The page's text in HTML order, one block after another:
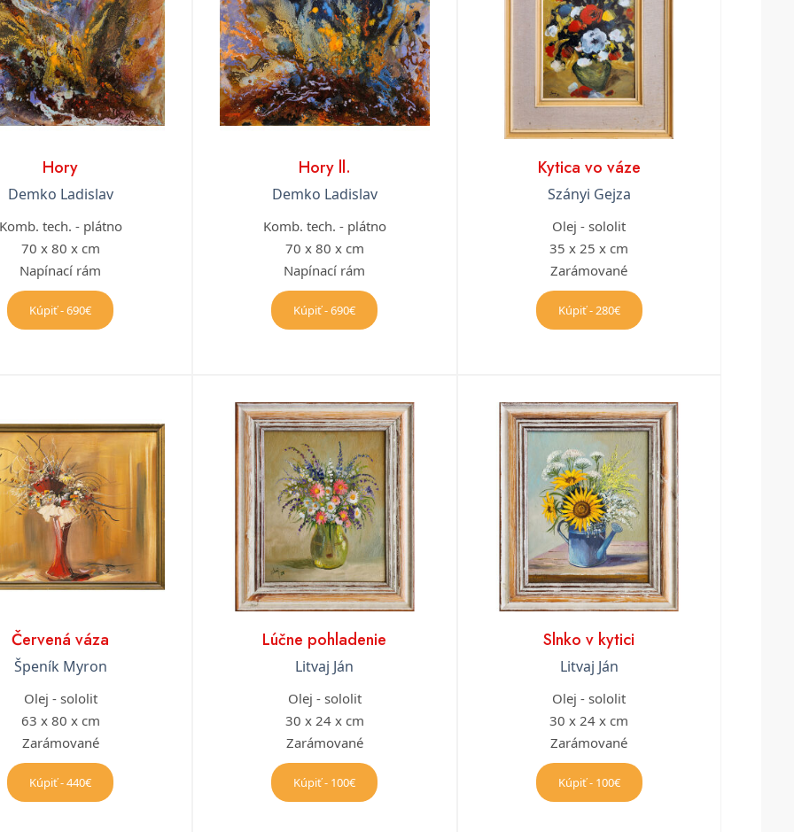
Hory
Demko Ladislav
tech. - plátno
70 x 80 x cm
Napínací rám
Kúpiť - 690€
Hory ll.
Demko Ladislav
Komb. tech. - plátno
70 x 80 x cm
Napínací rám
Kúpiť - 690€
Kytica vo váze
Szányi Gejza
Olej - sololit
35 x 25 x cm
Zarámované
Kúpiť - 280€
Červená váza
Špeník Myron
Olej - sololit
63 x 80 x cm
Zarámované
Kúpiť - 440€
Lúčne pohladenie
Litvaj Ján
Olej - sololit
30 x 24 x cm
Zarámované
Kúpiť - 100€
Slnko v kytici
Litvaj Ján
Olej - sololit
30 x 24 x cm
Zarámované
Kúpiť - 100€